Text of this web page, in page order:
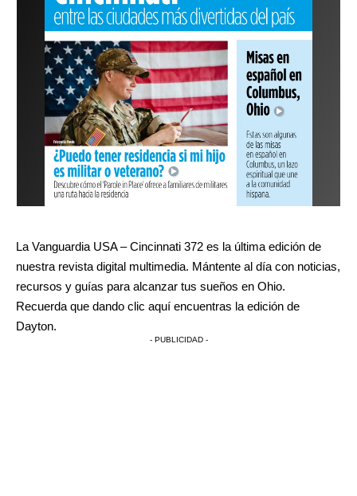
La Vanguardia USA – Cincinnati 372 es la última edición de
nuestra revista digital multimedia. Mántente al día con noticias,
recursos y guías para alcanzar tus sueños en Ohio.
Recuerda que dando clic aquí encuentras la edición de
Dayton.
- PUBLICIDAD -